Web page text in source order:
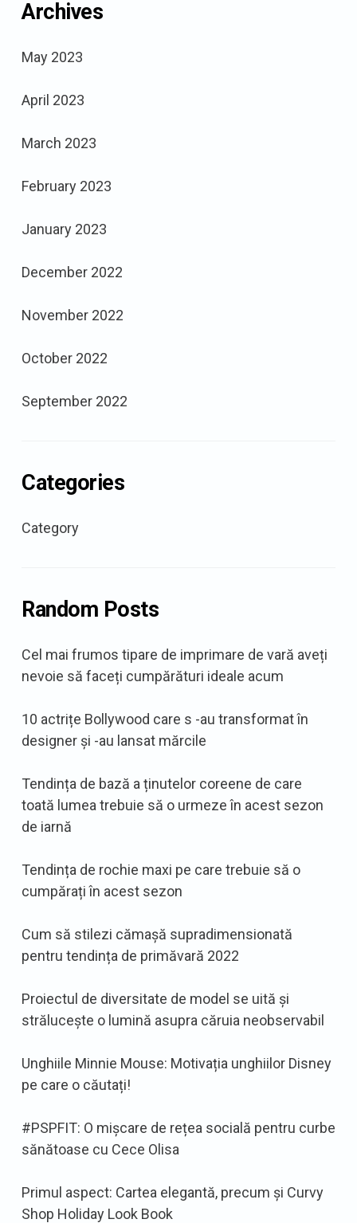
Archives
May 2023
April 2023
March 2023
February 2023
January 2023
December 2022
November 2022
October 2022
September 2022
Categories
Category
Random Posts
Cel mai frumos tipare de imprimare de vară aveți
nevoie să faceți cumpărături ideale acum
10 actrițe Bollywood care s -au transformat în
designer și -au lansat mărcile
Tendința de bază a ținutelor coreene de care
toată lumea trebuie să o urmeze în acest sezon
de iarnă
Tendința de rochie maxi pe care trebuie să o
cumpărați în acest sezon
Cum să stilezi cămașă supradimensionată
pentru tendința de primăvară 2022
Proiectul de diversitate de model se uită și
strălucește o lumină asupra căruia neobservabil
Unghiile Minnie Mouse: Motivația unghiilor Disney
pe care o căutați!
#PSPFIT: O mișcare de rețea socială pentru curbe
sănătoase cu Cece Olisa
Primul aspect: Cartea elegantă, precum și Curvy
Shop Holiday Look Book